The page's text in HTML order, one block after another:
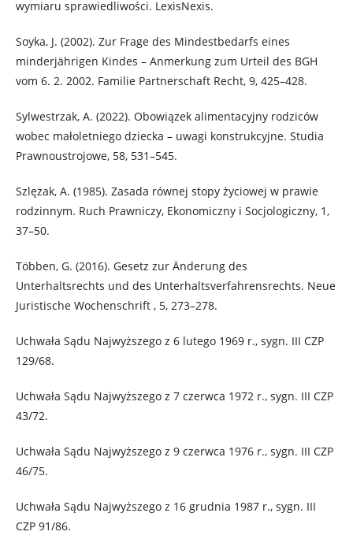
wymiaru sprawiedliwości. LexisNexis.
Soyka, J. (2002). Zur Frage des Mindestbedarfs eines
minderjährigen Kindes – Anmerkung zum Urteil des BGH
vom 6. 2. 2002. Familie Partnerschaft Recht, 9, 425–428.
Sylwestrzak, A. (2022). Obowiązek alimentacyjny rodziców
wobec małoletniego dziecka – uwagi konstrukcyjne. Studia
Prawnoustrojowe, 58, 531–545.
Szlęzak, A. (1985). Zasada równej stopy życiowej w prawie
rodzinnym. Ruch Prawniczy, Ekonomiczny i Socjologiczny, 1,
37–50.
Többen, G. (2016). Gesetz zur Änderung des
Unterhaltsrechts und des Unterhaltsverfahrensrechts. Neue
Juristische Wochenschrift , 5, 273–278.
Uchwała Sądu Najwyższego z 6 lutego 1969 r., sygn. III CZP
129/68.
Uchwała Sądu Najwyższego z 7 czerwca 1972 r., sygn. III CZP
43/72.
Uchwała Sądu Najwyższego z 9 czerwca 1976 r., sygn. III CZP
46/75.
Uchwała Sądu Najwyższego z 16 grudnia 1987 r., sygn. III
CZP 91/86.